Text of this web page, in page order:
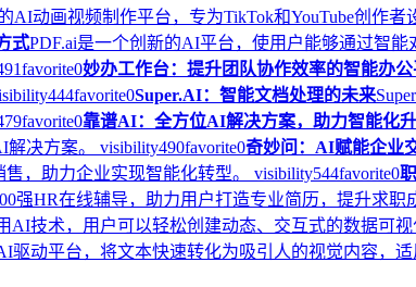
AI动画视频制作平台，专为TikTok和YouTube创作
式PDF.ai是一个创新的AI平台，使用户能够通过智
favorite0妙办工作台：提升团队协作效率的智能办
444favorite0Super.AI：智能文档处理的未来
favorite0靠谱AI：全方位AI解决方案，助力智能化
决方案。 visibility490favorite0奇妙问：AI赋能企业
，助力企业实现智能化转型。 visibility544favorite0
强HR在线辅导，助力用户打造专业简历，提升求职
技术，用户可以轻松创建动态、交互式的数据可
驱动平台，将文本快速转化为吸引人的视觉内容，